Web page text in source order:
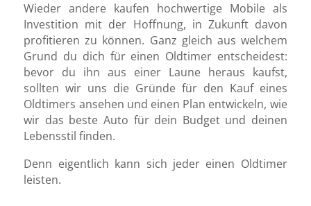
Wieder andere kaufen hochwertige Mobile als
Investition mit der Hoffnung, in Zukunft davon
profitieren zu können. Ganz gleich aus welchem
Grund du dich für einen Oldtimer entscheidest:
bevor du ihn aus einer Laune heraus kaufst,
sollten wir uns die Gründe für den Kauf eines
Oldtimers ansehen und einen Plan entwickeln, wie
wir das beste Auto für dein Budget und deinen
Lebensstil finden.
Denn eigentlich kann sich jeder einen Oldtimer
leisten.